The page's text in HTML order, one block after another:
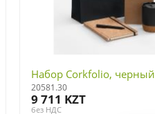
Набор Corkfolio, черный
20581.30
9 711 KZT
без НДС